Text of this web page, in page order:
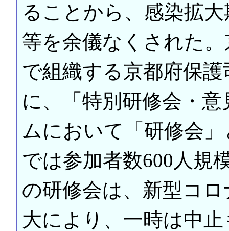
ることから、感染拡
等を余儀なくされた
で組織する京都府保
に、「特別研修会・
ムにおいて「研修会
では参加者数600人規
の研修会は、新型コ
大により、一時は中